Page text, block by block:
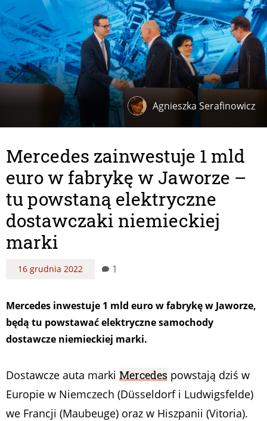
Agnieszka Serafinowicz
Mercedes zainwestuje 1 mld
euro w fabrykę w Jaworze –
tu powstaną elektryczne
dostawczaki niemieckiej
marki
16 grudnia 2022 1
Mercedes inwestuje 1 mld euro w fabrykę w Jaworze,
będą tu powstawać elektryczne samochody
dostawcze niemieckiej marki.
Dostawcze auta marki Mercedes powstają dziś w
Europie w Niemczech (Düsseldorf i Ludwigsfelde)
we Francji (Maubeuge) oraz w Hiszpanii (Vitoria).